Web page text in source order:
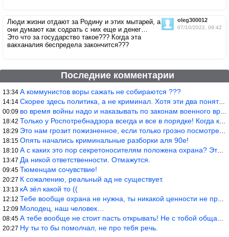
oleg300012
07/10/2022, 09:42
Люди жизни отдают за Родину и этих мытарей, а
они думают как содрать с них еще и денег…
Это что за государство такое??? Когда эта
вакханалия беспредела закончится???
Последние комментарии
13:34 А коммунистов воры сажать не собираются ???
14:14 Скорее здесь политика, а не криминал. Хотя эти два понятия начин
00:09 во время войны надо и наказывать по законам военного времени, а
18:42 Только у Роспотребнадзора всегда и все в порядке! Когда касается
18:29 Это нам грозит пожизненное, если только грозно посмотреть в их с
18:15 Опять начались криминальные разборки аля 90е!
18:10 А с каких это пор секретоносителям положена охрана? Это его зада
13:47 Да никой ответственности. Отмажутся.
09:45 Тюменцам сочувствие!
20:27 К сожалению, реальный ад не существует.
13:13 кА зёл какой то ((
12:12 Тебе вообще охрана не нужна, ты никакой ценности не представляеш
12:09 Молодец, наш человек…
08:45 А тебе вообще не стоит пасть открывать! Не с тобой общаются!
20:27 Ну ты то бы помолчал, не про тебя речь.